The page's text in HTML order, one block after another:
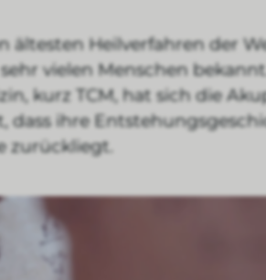
Heilverfahren der
vielen Menschen
kurz TCM, hat sich die
dass ihre
zurückliegt.